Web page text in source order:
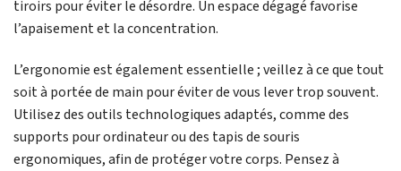
tiroirs pour éviter le désordre. Un espace dégagé favorise
l’apaisement et la concentration.
L’ergonomie est également essentielle ; veillez à ce que tout
soit à portée de main pour éviter de vous lever trop souvent.
Utilisez des outils technologiques adaptés, comme des
supports pour ordinateur ou des tapis de souris
ergonomiques, afin de protéger votre corps. Pensez à